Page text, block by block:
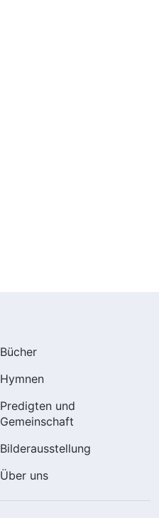
Bücher
Hymnen
Predigten und
Gemeinschaft
Bilderausstellung
Über uns